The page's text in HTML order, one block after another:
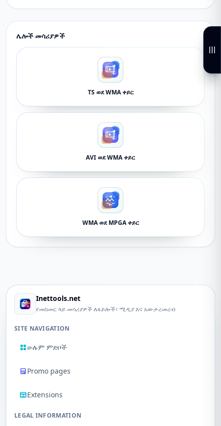
ሌሎች መሳሪያዎች
TS ወደ WMA ቀይር
AVI ወደ WMA ቀይር
WMA ወደ MPGA ቀይር
Inettools.net
የመስመር ላይ መሳሪያዎች ለፋይሎች፣ ሚዲያ እና አውታረመረብ
SITE NAVIGATION
ሁሉም ምድቦች
Promo pages
Extensions
LEGAL INFORMATION